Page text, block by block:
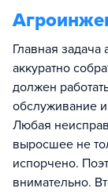
Главная
аккуратно
должен
обслуживание
Любая
выросшее не
испорчено.
внимательно.